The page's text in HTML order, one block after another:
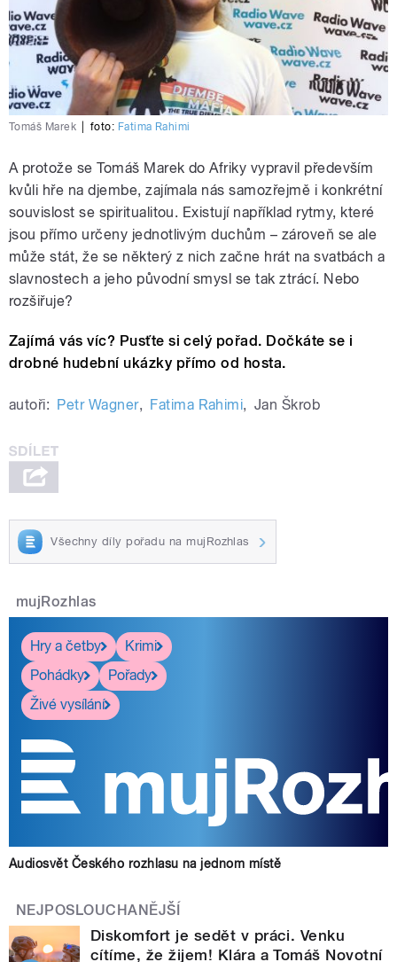
Tomáš Marek foto: Fatima Rahimi
A protože se Tomáš Marek do Afriky vypravil především
kvůli hře na djembe, zajímala nás samozřejmě i konkrétní
souvislost se spiritualitou. Existují například rytmy, které
jsou přímo určeny jednotlivým duchům – zároveň se ale
může stát, že se některý z nich začne hrát na svatbách a
slavnostech a jeho původní smysl se tak ztrácí. Nebo
rozšiřuje?
Zajímá vás víc? Pusťte si celý pořad. Dočkáte se i
drobné hudební ukázky přímo od hosta.
autoři: Petr Wagner, Fatima Rahimi, Jan Škrob
Všechny díly pořadu na mujRozhlas
mujRozhlas
Hry a četby
Krimi
Pohádky
Pořady
Živé vysílání
Audiosvět Českého rozhlasu na jednom místě
NEJPOSLOUCHANĚJŠÍ
Diskomfort je sedět v práci. Venku
cítíme, že žijem! Klára a Tomáš Novotní